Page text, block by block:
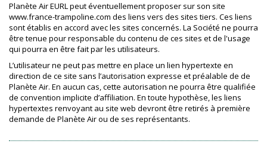
Planète Air EURL peut éventuellement proposer sur son site
www.france-trampoline.com des liens vers des sites tiers. Ces liens
sont établis en accord avec les sites concernés. La Société ne pourra
être tenue pour responsable du contenu de ces sites et de l'usage
qui pourra en être fait par les utilisateurs.
L’utilisateur ne peut pas mettre en place un lien hypertexte en
direction de ce site sans l’autorisation expresse et préalable de de
Planète Air. En aucun cas, cette autorisation ne pourra être qualifiée
de convention implicite d’affiliation. En toute hypothèse, les liens
hypertextes renvoyant au site web devront être retirés à première
demande de Planète Air ou de ses représentants.